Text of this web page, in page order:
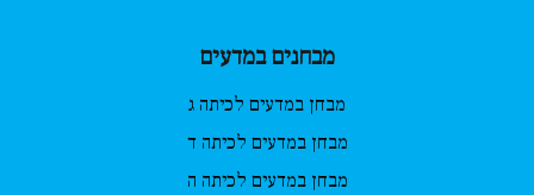
מבחנים במדעים
מבחן במדעים לכיתה ג
מבחן במדעים לכיתה ד
מבחן במדעים לכיתה ה